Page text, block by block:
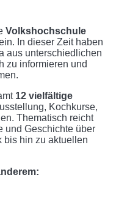
Volkshochschule
In dieser Zeit haben
aus unterschiedlichen
zu informieren und
12 vielfältige
Kochkurse,
Thematisch reicht
und Geschichte über
bis hin zu aktuellen